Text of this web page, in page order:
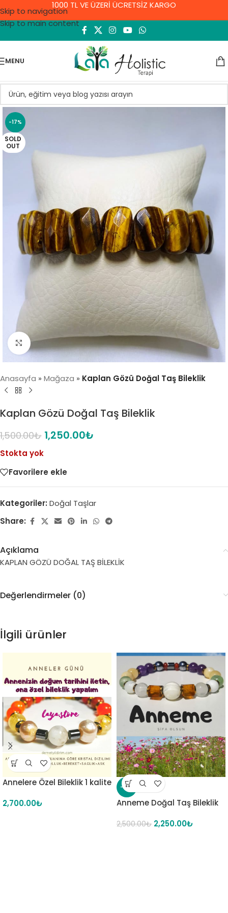
Skip to navigation
Skip to main content
1000 TL VE ÜZERİ ÜCRETSİZ KARGO
MENU
-17%
SOLD
OUT
Click to enlarge
Anasayfa » Mağaza » Kaplan Gözü Doğal Taş Bileklik
Kaplan Gözü Doğal Taş Bileklik
1,500.00₺ 1,250.00₺
Stokta yok
Favorilere ekle
Kategoriler: Doğal Taşlar
Share:
Açıklama
KAPLAN GÖZÜ DOĞAL TAŞ BİLEKLİK
Değerlendirmeler (0)
İlgili ürünler
Annelere Özel Bileklik 1 kalite
2,700.00₺
-10%
Anneme Doğal Taş Bileklik
2,500.00₺ 2,250.00₺